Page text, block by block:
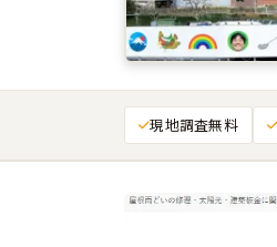
現地調査無料